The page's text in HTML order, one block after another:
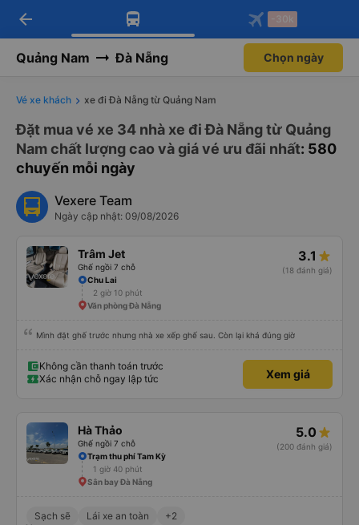
Tải app Vexere ngay!
Nhận ưu đãi thành viên độc
Mở app
Tải app Vexere
-30k/ghế khi đặt vé máy bay qua
Mở app
arrow_back -30k
Quảng Nam Đà Nẵng Chọn ngày
Vé xe khách xe đi Đà Nẵng từ Quảng Nam
Đặt mua vé xe 34 nhà xe đi Đà Nẵng từ Quảng
Nam chất lượng cao và giá vé ưu đãi nhất: 580
chuyến mỗi ngày
Vexere Team
Ngày cập nhật: 09/08/2026
Trâm Jet
Ghế ngồi 7 chỗ
3.1
(18 đánh giá)
Chu Lai
2 giờ 10 phút
Văn phòng Đà Nẵng
Mình đặt ghế trước nhưng nhà xe xếp ghế sau. Còn lại khá đúng giờ
Không cần thanh toán trước
Xác nhận chỗ ngay lập tức
Xem giá
Hà Thảo
Ghế ngồi 7 chỗ
5.0
(200 đánh giá)
Trạm thu phí Tam Kỳ
1 giờ 40 phút
Sân bay Đà Nẵng
Sạch sẽ Lái xe an toàn +2